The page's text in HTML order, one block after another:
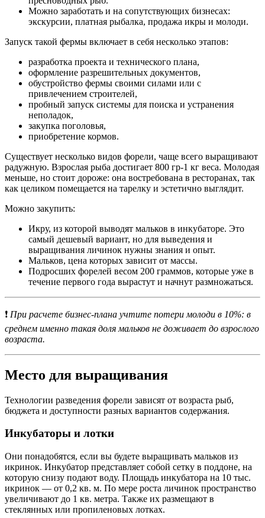
Можно заработать и на сопутствующих бизнесах:
экскурсии, платная рыбалка, продажа икры и молоди.
Запуск такой фермы включает в себя несколько этапов:
разработка проекта и технического плана,
оформление разрешительных документов,
обустройство фермы своими силами или с
привлечением строителей,
пробный запуск системы для поиска и устранения
неполадок,
закупка поголовья,
приобретение кормов.
Существует несколько видов форели, чаще всего выращивают
радужную. Взрослая рыба достигает 800 гр-1 кг веса. Молодая
меньше, но стоит дороже: она востребована в ресторанах, так
как целиком помещается на тарелку и эстетично выглядит.
Можно закупить:
Икру, из которой выводят мальков в инкубаторе. Это
самый дешевый вариант, но для выведения и
выращивания личинок нужны знания и опыт.
Мальков, цена которых зависит от массы.
Подросших форелей весом 200 граммов, которые уже в
течение первого года вырастут и начнут размножаться.
❗ При расчете бизнес-плана учтите потери молоди в 10%: в
среднем именно такая доля мальков не доживает до взрослого
возраста.
Место для выращивания
Технологии разведения форели зависят от возраста рыб,
бюджета и доступности разных вариантов содержания.
Инкубаторы и лотки
Они понадобятся, если вы будете выращивать мальков из
икринок. Инкубатор представляет собой сетку в поддоне, на
которую снизу подают воду. Площадь инкубатора на 10 тыс.
икринок ― от 0,2 кв. м. По мере роста личинок пространство
увеличивают до 1 кв. метра. Также их размещают в
стеклянных или пропиленовых лотках.